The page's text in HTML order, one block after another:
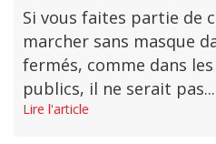
Si vous faites partie de
marcher sans masque
fermés, comme dans
publics, il ne serait pas...
Lire l'article